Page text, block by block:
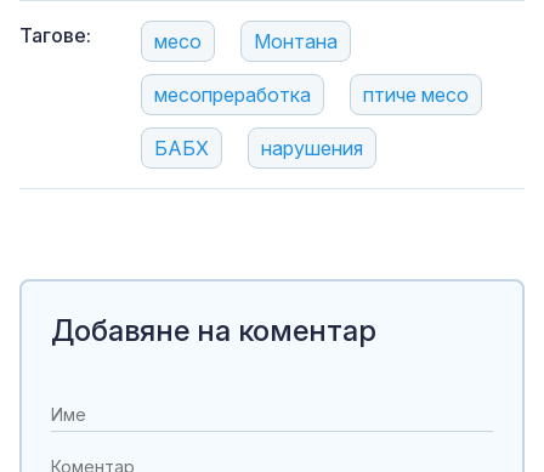
Тагове: месо Монтана
месопреработка птиче месо
БАБХ нарушения
Добавяне на коментар